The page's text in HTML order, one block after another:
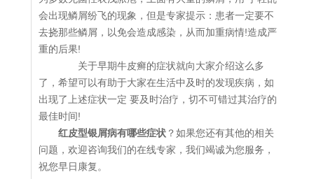
会出现鳞屑纷飞的现象，但是专家提示：患者一定要不
去挠那些鳞屑，以免会造成感染，从而加重病情!造成严
重的后果!
关于早期牛皮癣的症状就向大家介绍这么多
了，希望可以有助于大家在生活中及时的发现疾病，如
出现了上述症状一定 要及时治疗，切不可错过其治疗的
最佳时间!
红皮型银屑病有哪些症状 ？如果您还有其他的相关
问题，欢迎咨询我们的在线专家，我们竭诚为您服务，
祝您早日康复。